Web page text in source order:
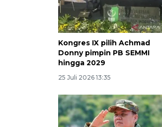
Kongres IX pilih Achmad
Donny pimpin PB SEMMI
hingga 2029
25 Juli 2026 13:35